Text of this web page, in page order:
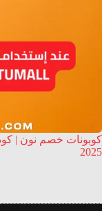
2025